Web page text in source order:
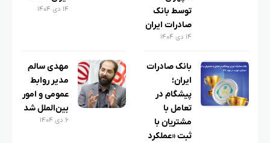
توسط بانک
صادرات ایران
۱۴ دی ۱۴۰۴
۱۴ دی ۱۴۰۴
بانک صادرات
ایران؛
پیشگام در
تعامل با
مشتریان با
ثبت «عملکرد
مهدی سالم
مدیر روابط
عمومی و امور
بین‌الملل شد
۶ دی ۱۴۰۴